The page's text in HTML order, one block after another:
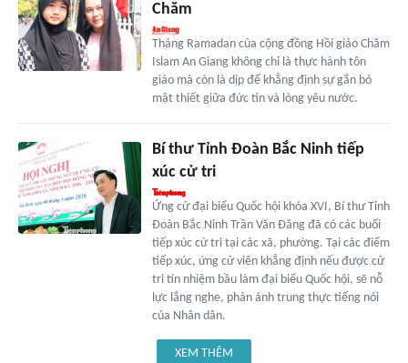
Chăm
Tháng Ramadan của cộng đồng Hồi giáo Chăm
Islam An Giang không chỉ là thực hành tôn
giáo mà còn là dịp để khẳng định sự gắn bó
mật thiết giữa đức tin và lòng yêu nước.
Bí thư Tỉnh Đoàn Bắc Ninh tiếp
xúc cử tri
Ứng cử đại biểu Quốc hội khóa XVI, Bí thư Tỉnh
Đoàn Bắc Ninh Trần Văn Đăng đã có các buổi
tiếp xúc cử tri tại các xã, phường. Tại các điểm
tiếp xúc, ứng cử viên khẳng định nếu được cử
tri tín nhiệm bầu làm đại biểu Quốc hội, sẽ nỗ
lực lắng nghe, phản ánh trung thực tiếng nói
của Nhân dân.
XEM THÊM